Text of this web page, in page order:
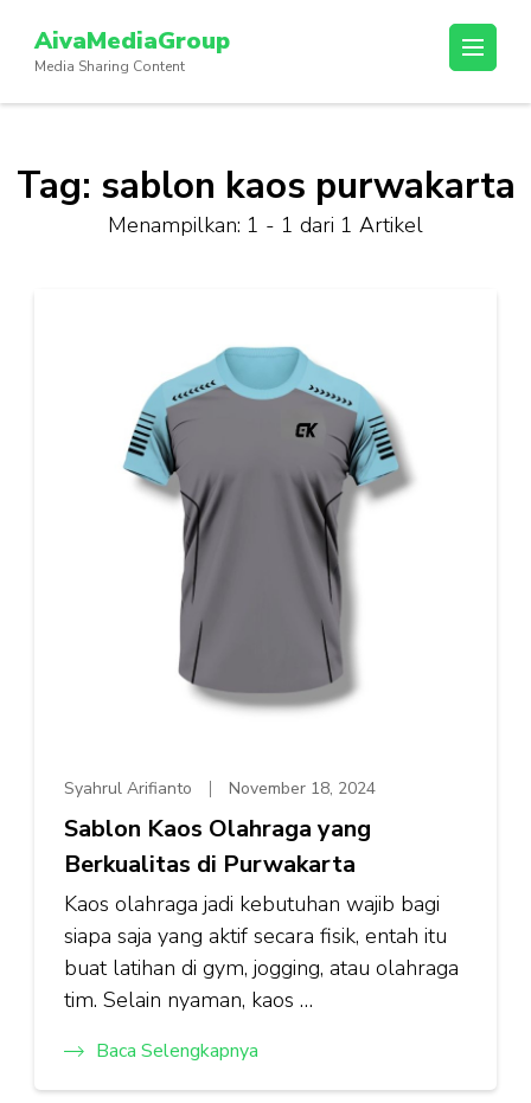
konten
(Tekan
AivaMediaGroup
Media Sharing Content
Tag: sablon kaos purwakarta
Menampilkan: 1 - 1 dari 1 Artikel
Syahrul Arifianto November 18, 2024
Sablon Kaos Olahraga yang
Berkualitas di Purwakarta
Kaos olahraga jadi kebutuhan wajib bagi
siapa saja yang aktif secara fisik, entah itu
buat latihan di gym, jogging, atau olahraga
tim. Selain nyaman, kaos …
Baca Selengkapnya